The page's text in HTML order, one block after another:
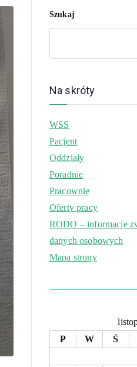
Szukaj
Na skróty
WSS
Pacjent
Oddziały
Poradnie
Pracownie
Oferty pracy
RODO – informacje
danych osobowych
Mapa strony
P
W Ś